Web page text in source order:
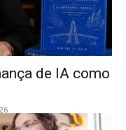
de IA como